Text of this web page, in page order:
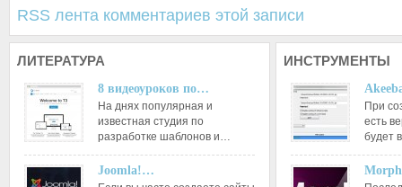
RSS лента комментариев этой записи
ЛИТЕРАТУРА
8 видеоуроков по…
На днях популярная и
известная студия по
разработке шаблонов и…
Joomla!…
ИНСТРУМЕНТЫ
При
есть
будет